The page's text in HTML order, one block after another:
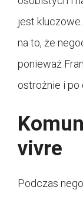
jest
na to, że
ponieważ
ostrożnie i po
vivre
Podczas